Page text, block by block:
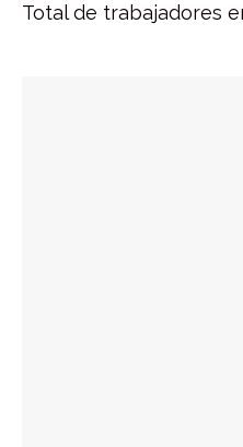
Total de trabajadores